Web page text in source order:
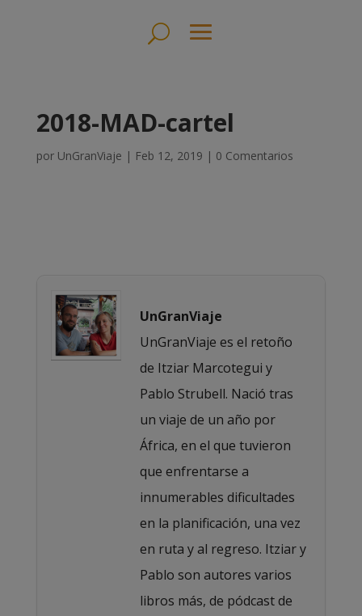
2018-MAD-cartel
por UnGranViaje | Feb 12, 2019 | 0 Comentarios
UnGranViaje
UnGranViaje es el retoño
de Itziar Marcotegui y
Pablo Strubell. Nació tras
un viaje de un año por
África, en el que tuvieron
que enfrentarse a
innumerables dificultades
en la planificación, una vez
en ruta y al regreso. Itziar y
Pablo son autores varios
libros más, de pódcast de